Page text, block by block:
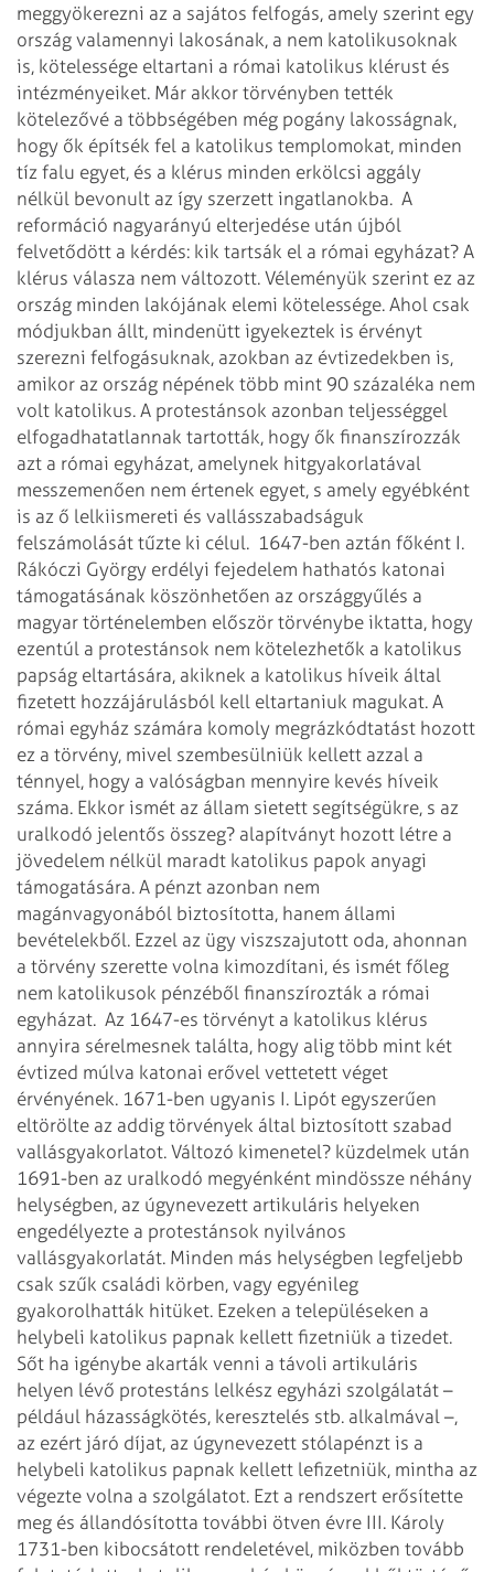
meggyökerezni az a sajátos felfogás, amely szerint egy
ország valamennyi lakosának, a nem katolikusoknak
is, kötelessége eltartani a római katolikus klérust és
intézményeiket. Már akkor törvényben tették
kötelezővé a többségében még pogány lakosságnak,
hogy ők építsék fel a katolikus templomokat, minden
tíz falu egyet, és a klérus minden erkölcsi aggály
nélkül bevonult az így szerzett ingatlanokba. A
reformáció nagyarányú elterjedése után újból
felvetődött a kérdés: kik tartsák el a római egyházat? A
klérus válasza nem változott. Véleményük szerint ez az
ország minden lakójának elemi kötelessége. Ahol csak
módjukban állt, mindenütt igyekeztek is érvényt
szerezni felfogásuknak, azokban az évtizedekben is,
amikor az ország népének több mint 90 százaléka nem
volt katolikus. A protestánsok azonban teljességgel
elfogadhatatlannak tartották, hogy ők finanszírozzák
azt a római egyházat, amelynek hitgyakorlatával
messzemenően nem értenek egyet, s amely egyébként
is az ő lelkiismereti és vallásszabadságuk
felszámolását tűzte ki célul. 1647-ben aztán főként I.
Rákóczi György erdélyi fejedelem hathatós katonai
támogatásának köszönhetően az országgyűlés a
magyar történelemben először törvénybe iktatta, hogy
ezentúl a protestánsok nem kötelezhetők a katolikus
papság eltartására, akiknek a katolikus híveik által
fizetett hozzájárulásból kell eltartaniuk magukat. A
római egyház számára komoly megrázkódtatást hozott
ez a törvény, mivel szembesülniük kellett azzal a
ténnyel, hogy a valóságban mennyire kevés híveik
száma. Ekkor ismét az állam sietett segítségükre, s az
uralkodó jelentős összeg? alapítványt hozott létre a
jövedelem nélkül maradt katolikus papok anyagi
támogatására. A pénzt azonban nem
magánvagyonából biztosította, hanem állami
bevételekből. Ezzel az ügy viszszajutott oda, ahonnan
a törvény szerette volna kimozdítani, és ismét főleg
nem katolikusok pénzéből finanszírozták a római
egyházat. Az 1647-es törvényt a katolikus klérus
annyira sérelmesnek találta, hogy alig több mint két
évtized múlva katonai erővel vettetett véget
érvényének. 1671-ben ugyanis I. Lipót egyszerűen
eltörölte az addig törvények által biztosított szabad
vallásgyakorlatot. Változó kimenetel? küzdelmek után
1691-ben az uralkodó megyénként mindössze néhány
helységben, az úgynevezett artikuláris helyeken
engedélyezte a protestánsok nyilvános
vallásgyakorlatát. Minden más helységben legfeljebb
csak szűk családi körben, vagy egyénileg
gyakorolhatták hitüket. Ezeken a településeken a
helybeli katolikus papnak kellett fizetniük a tizedet.
Sőt ha igénybe akarták venni a távoli artikuláris
helyen lévő protestáns lelkész egyházi szolgálatát –
például házasságkötés, keresztelés stb. alkalmával –,
az ezért járó díjat, az úgynevezett stólapénzt is a
helybeli katolikus papnak kellett lefizetniük, mintha az
végezte volna a szolgálatot. Ezt a rendszert erősítette
meg és állandósította további ötven évre III. Károly
1731-ben kibocsátott rendeletével, miközben tovább